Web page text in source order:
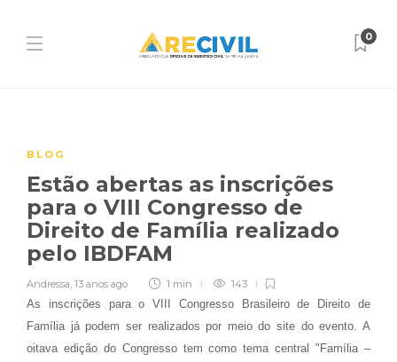
0
BLOG
Estão abertas as inscrições
para o VIII Congresso de
Direito de Família realizado
pelo IBDFAM
Andressa, 13 anos ago 1 min 143
As inscrições para o VIII Congresso Brasileiro de Direito de
Família já podem ser realizados por meio do site do evento. A
oitava edição do Congresso tem como tema central "Família –